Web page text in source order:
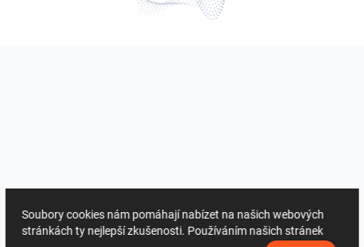
Soubory cookies nám pomáhají nabízet na našich webových
stránkách ty nejlepší zkušenosti. Používáním našich stránek